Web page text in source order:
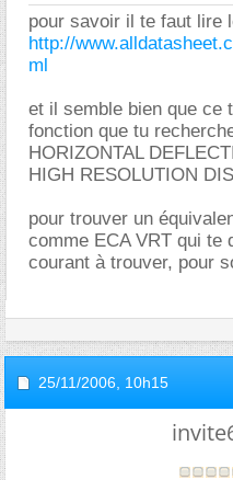
pour savoir il te faut lire
http://
ml
et il semble bien que ce
fonction que tu
HORIZONTAL
HIGH RESOLUTION
pour trouver un
comme ECA VRT qui te
courant à trouver, pour
25/11/2006, 10h15